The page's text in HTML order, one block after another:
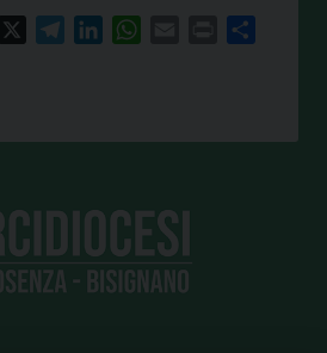
FacebookTelegramLinkedInWhatsAppPrint